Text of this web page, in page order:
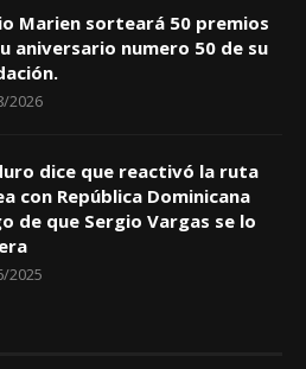
Marien sorteará 50 premios
aniversario numero 50 de su
2026
dice que reactivó la ruta
con República Dominicana
de que Sergio Vargas se lo
2025